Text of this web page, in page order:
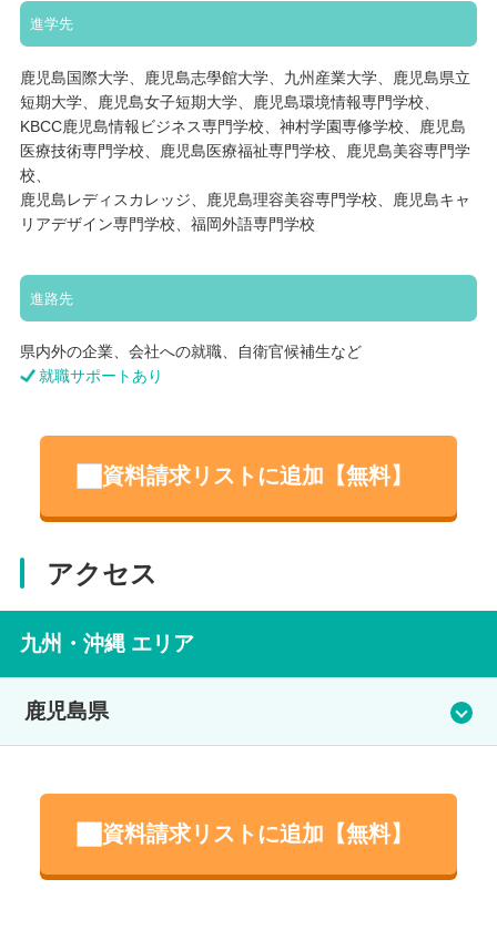
進学先
鹿児島国際大学、鹿児島志學館大学、九州産業大学、鹿児島県立
短期大学、鹿児島女子短期大学、鹿児島環境情報専門学校、
KBCC鹿児島情報ビジネス専門学校、神村学園専修学校、鹿児島
医療技術専門学校、鹿児島医療福祉専門学校、鹿児島美容専門学
校、
鹿児島レディスカレッジ、鹿児島理容美容専門学校、鹿児島キャ
リアデザイン専門学校、福岡外語専門学校
進路先
県内外の企業、会社への就職、自衛官候補生など
就職サポートあり
資料請求リストに追加【無料】
アクセス
九州・沖縄 エリア
鹿児島県
資料請求リストに追加【無料】